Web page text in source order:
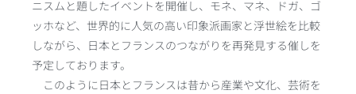
ニスムと題したイベントを開催し、モネ、マネ、ドガ、ゴ
ッホなど、世界的に人気の高い印象派画家と浮世絵を比較
しながら、日本とフランスのつながりを再発見する催しを
予定しております。
このように日本とフランスは昔から産業や文化、芸術を